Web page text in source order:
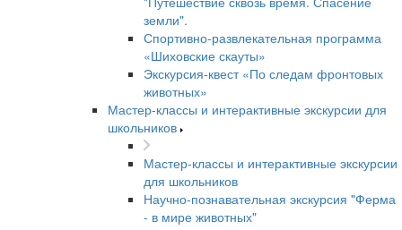
земли".
Спортивно-развлекательная программа
«Шиховские скауты»
Экскурсия-квест «По следам фронтовых
животных»
Мастер-классы и интерактивные экскурсии для
школьников
Мастер-классы и интерактивные экскурсии
для школьников
Научно-познавательная экскурсия "Ферма
- в мире животных"